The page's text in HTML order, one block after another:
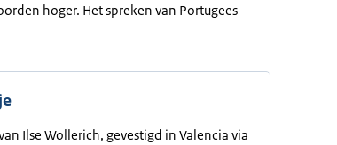
hoger. Het spreken van Portugees
Ilse Wollerich, gevestigd in Valencia via